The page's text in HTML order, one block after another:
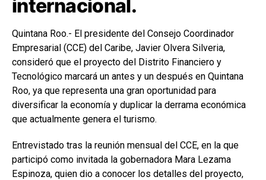
internacional.
Quintana Roo.- El presidente del Consejo Coordinador
Empresarial (CCE) del Caribe, Javier Olvera Silveria,
consideró que el proyecto del Distrito Financiero y
Tecnológico marcará un antes y un después en Quintana
Roo, ya que representa una gran oportunidad para
diversificar la economía y duplicar la derrama económica
que actualmente genera el turismo.
Entrevistado tras la reunión mensual del CCE, en la que
participó como invitada la gobernadora Mara Lezama
Espinoza, quien dio a conocer los detalles del proyecto,